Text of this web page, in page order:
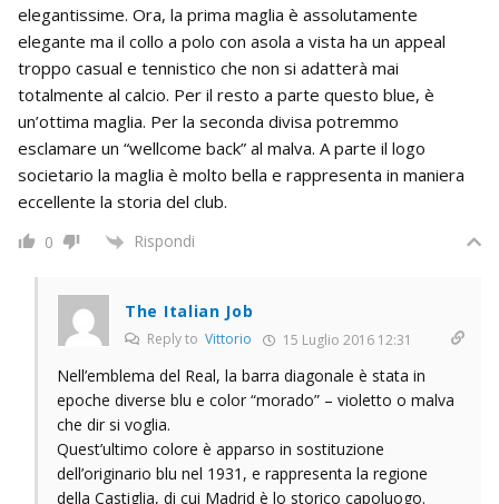
elegantissime. Ora, la prima maglia è assolutamente
elegante ma il collo a polo con asola a vista ha un appeal
troppo casual e tennistico che non si adatterà mai
totalmente al calcio. Per il resto a parte questo blue, è
un’ottima maglia. Per la seconda divisa potremmo
esclamare un “wellcome back” al malva. A parte il logo
societario la maglia è molto bella e rappresenta in maniera
eccellente la storia del club.
0 Rispondi
The Italian Job
Reply to Vittorio 15 Luglio 2016 12:31
Nell’emblema del Real, la barra diagonale è stata in
epoche diverse blu e color “morado” – violetto o malva
che dir si voglia.
Quest’ultimo colore è apparso in sostituzione
dell’originario blu nel 1931, e rappresenta la regione
della Castiglia, di cui Madrid è lo storico capoluogo.